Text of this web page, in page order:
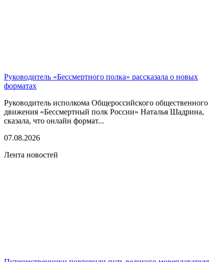
Руководитель «Бессмертного полка» рассказала о новых
форматах
Руководитель исполкома Общероссийского общественного
движения «Бессмертный полк России» Наталья Шадрина,
сказала, что онлайн формат...
07.08.2026
Лента новостей